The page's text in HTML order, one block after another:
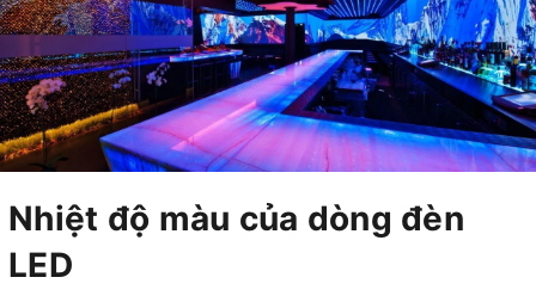
Nhiệt độ màu của dòng đèn
LED